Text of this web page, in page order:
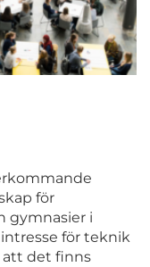
för
gymnasier i
för teknik
att det finns